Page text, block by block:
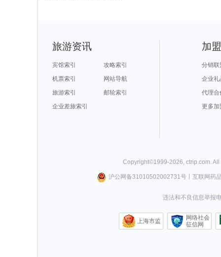
旅游资讯
宾馆索引
攻略索引
机票索引
网站导航
旅游索引
邮轮索引
企业差旅索引
加
分销联
企业礼
代理合
更多加
Copyright©1999-2026, ctrip.com.
沪公网备31010502002731号丨 互联网药
违法和不良信息举报
上海市监
网络社会
征信网